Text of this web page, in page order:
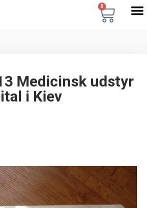
0
Medicinsk udstyr
i Kiev